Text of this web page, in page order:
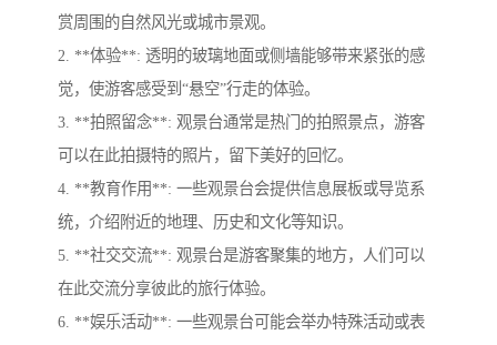
赏周围的自然风光或城市景观。
2. **体验**: 透明的玻璃地面或侧墙能够带来紧张的感
觉，使游客感受到“悬空”行走的体验。
3. **拍照留念**: 观景台通常是热门的拍照景点，游客
可以在此拍摄特的照片，留下美好的回忆。
4. **教育作用**: 一些观景台会提供信息展板或导览系
统，介绍附近的地理、历史和文化等知识。
5. **社交交流**: 观景台是游客聚集的地方，人们可以
在此交流分享彼此的旅行体验。
6. **娱乐活动**: 一些观景台可能会举办特殊活动或表